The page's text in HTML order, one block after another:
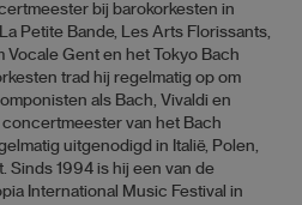
bij barokorkesten in
Petite Bande, Les Arts Florissants,
Vocale Gent en het Tokyo Bach
trad hij regelmatig op om
als Bach, Vivaldi en
van het Bach
uitgenodigd in Italië, Polen,
Sinds 1994 is hij een van de
International Music Festival in